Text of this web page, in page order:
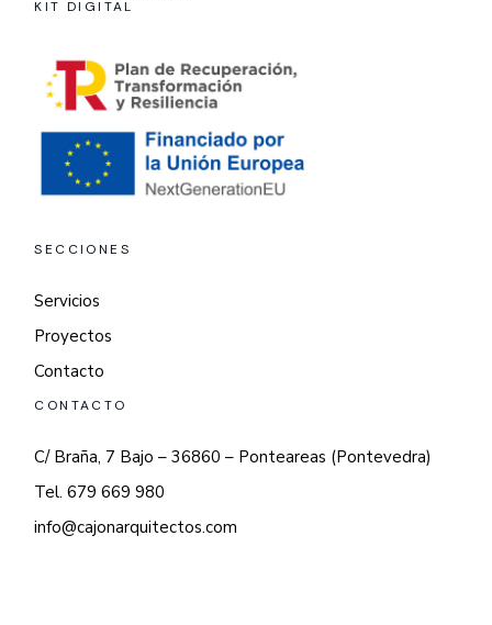
KIT DIGITAL
SECCIONES
Servicios
Proyectos
Contacto
CONTACTO
C/ Braña, 7 Bajo – 36860 – Ponteareas (Pontevedra)
Tel. 679 669 980
info@cajonarquitectos.com